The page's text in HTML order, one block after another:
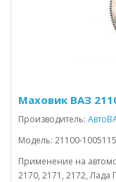
Маховик ВАЗ
Производитель:
Модель: 21100-
Применение на
2170, 2171, 2172, Лада